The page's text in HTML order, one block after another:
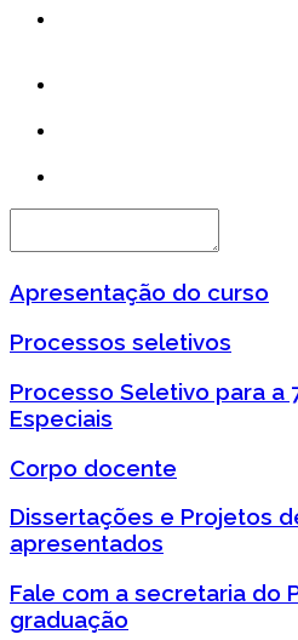
Apresentação do curso
Processos seletivos
Processo Seletivo para a
Especiais
Corpo docente
Dissertações e Projetos
apresentados
Fale com a secretaria do
graduação